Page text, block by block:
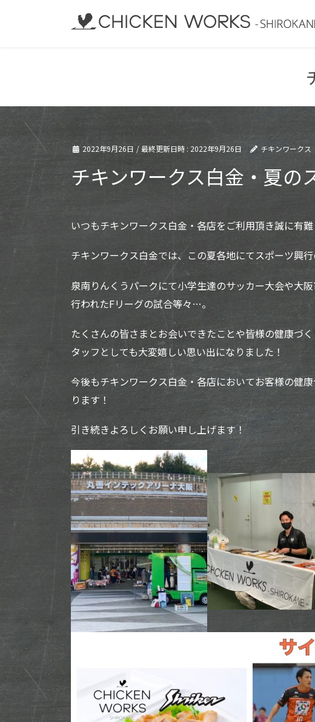
キ
プ
に
動
2022年9月26日 / 最終更新日時 : 2022年9月26日 チキンワークス
チキンワークス白金・夏の
いつもチキンワークス白金・各店をご利用頂き誠に有難
チキンワークス白金では、この夏各地にてスポーツ興
泉南りんくうパークにて小学生達のサッカー大会や大
行われたFリーグの試合等々…。
たくさんの皆さまとお会いできたことや皆様の健康づ
タッフとしても大変嬉しい思い出になりました！
今後もチキンワークス白金・各店においてお客様の健
ります！
引き続きよろしくお願い申し上げます！